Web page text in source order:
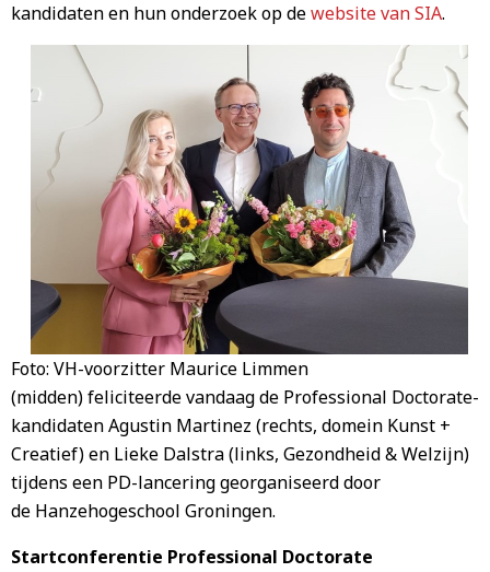
kandidaten en hun onderzoek op dewebsite van SIA.
Foto: VH-voorzitter Maurice Limmen
(midden) feliciteerde vandaag de Professional Doctorate-
kandidaten Agustin Martinez (rechts, domein Kunst +
Creatief) en Lieke Dalstra (links, Gezondheid & Welzijn)
tijdens een PD-lancering georganiseerd door
de Hanzehogeschool Groningen.
Startconferentie Professional Doctorate